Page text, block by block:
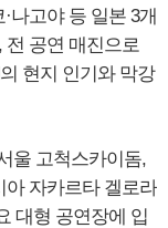
나고야 등 일본 3개
전 공연 매진으로
현지 인기와 막강
울 고척스카이돔,
자카르타 겔로라
대형 공연장에 입